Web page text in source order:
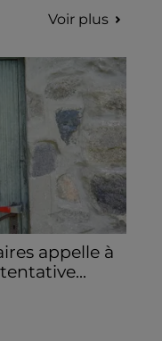
Voir plus
appelle à